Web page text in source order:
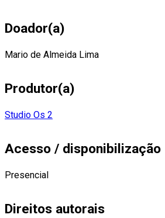
Doador(a)
Mario de Almeida Lima
Produtor(a)
Studio Os 2
Acesso / disponibilização
Presencial
Direitos autorais